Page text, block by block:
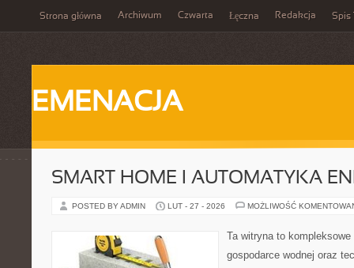
Strona główna Archiwum Czwarta Łęczna Redakcja Spis
EMENACJA
SMART HOME I AUTOMATYKA
POSTED BY ADMIN LUT - 27 - 2026 MOŻLIWOŚĆ
Ta witryna to
gospodarce wodnej oraz